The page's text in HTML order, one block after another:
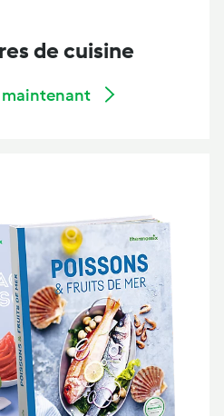
de cuisine